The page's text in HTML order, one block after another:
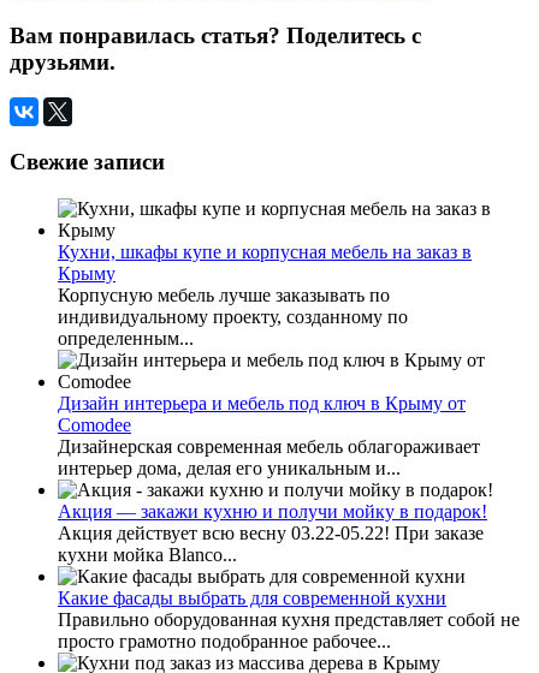
Вам понравилась статья? Поделитесь с
друзьями.
Свежие записи
Кухни, шкафы купе и корпусная мебель на заказ в
Крыму
Корпусную мебель лучше заказывать по
индивидуальному проекту, созданному по
определенным...
Дизайн интерьера и мебель под ключ в Крыму от
Comodee
Дизайнерская современная мебель облагораживает
интерьер дома, делая его уникальным и...
Акция — закажи кухню и получи мойку в подарок!
Акция действует всю весну 03.22-05.22! При заказе
кухни мойка Blanco...
Какие фасады выбрать для современной кухни
Правильно оборудованная кухня представляет собой не
просто грамотно подобранное рабочее...